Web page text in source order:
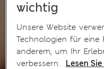
wichtig
Unsere Website
Technologien für eine
anderem, um Ihr
verbessern.
Lesen